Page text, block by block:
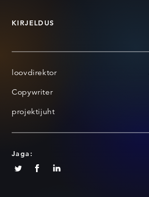
KIRJELDUS
loovdirektor
Copywriter
projektijuht
Jaga: